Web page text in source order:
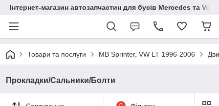
Інтернет-магазин автозапчастин для бусів Mercedes та
Товари та послуги MB Sprinter, VW LT 1996-2006
Прокладки/Сальники/Болти